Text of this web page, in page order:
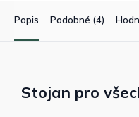
Popis Podobné (4)
Stojan pro